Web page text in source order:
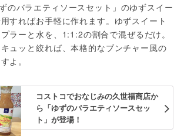
のバラエティソースセット」のゆずスイー
すればお手軽に作れます。ゆずスイート
ラーと水を、1:1:2の割合で混ぜるだけ。
ュッと絞れば、本格的なブンチャー風の
よ。
コストコでおなじみの久世福商店か
ら「ゆずのバラエティソースセッ
ト」が登場！